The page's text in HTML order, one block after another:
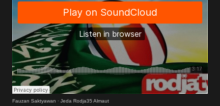
Fauzan Saktyawan · Jeda Rodja35 Almaut